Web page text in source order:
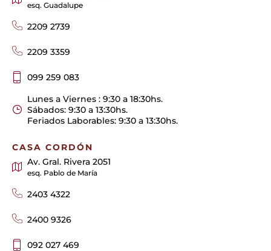
esq. Guadalupe
2209 2739
2209 3359
099 259 083
Lunes a Viernes : 9:30 a 18:30hs.
Sábados: 9:30 a 13:30hs.
Feriados Laborables: 9:30 a 13:30hs.
CASA CORDÓN
Av. Gral. Rivera 2051
esq. Pablo de María
2403 4322
2400 9326
092 027 469